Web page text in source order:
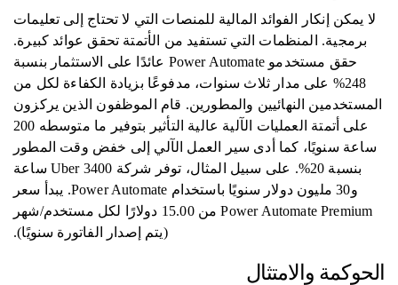
لا يمكن إنكار الفوائد المالية للمنصات التي لا تحتاج إلى تعليمات
برمجية. المنظمات التي تستفيد من الأتمتة تحقق عوائد كبيرة.
حقق مستخدمو Power Automate عائدًا على الاستثمار بنسبة
248% على مدار ثلاث سنوات، مدفوعًا بزيادة الكفاءة لكل من
المستخدمين النهائيين والمطورين. قام الموظفون الذين يركزون
على أتمتة العمليات الآلية عالية التأثير بتوفير ما متوسطه 200
ساعة سنويًا، كما أدى سير العمل الآلي إلى خفض وقت المطور
بنسبة 20%. على سبيل المثال، توفر شركة Uber 3400 ساعة
و30 مليون دولار سنويًا باستخدام Power Automate. يبدأ سعر
Power Automate Premium من 15.00 دولارًا لكل مستخدم/شهر
(يتم إصدار الفاتورة سنويًا).
الحوكمة والامتثال